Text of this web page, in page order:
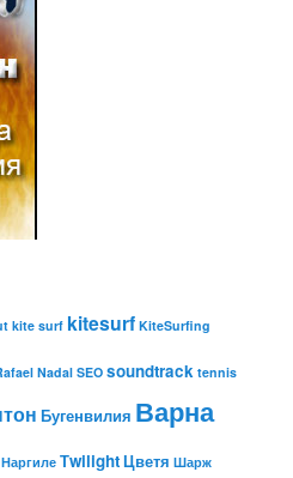
kite surf kitesurf KiteSurfing
Nadal SEO soundtrack tennis
Бугенвилия Варна
Наргиле ТwilightЦветя Шарж